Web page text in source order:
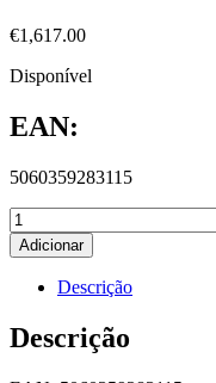
€1,617.00
Disponível
EAN:
5060359283115
Adicionar
Descrição
Descrição